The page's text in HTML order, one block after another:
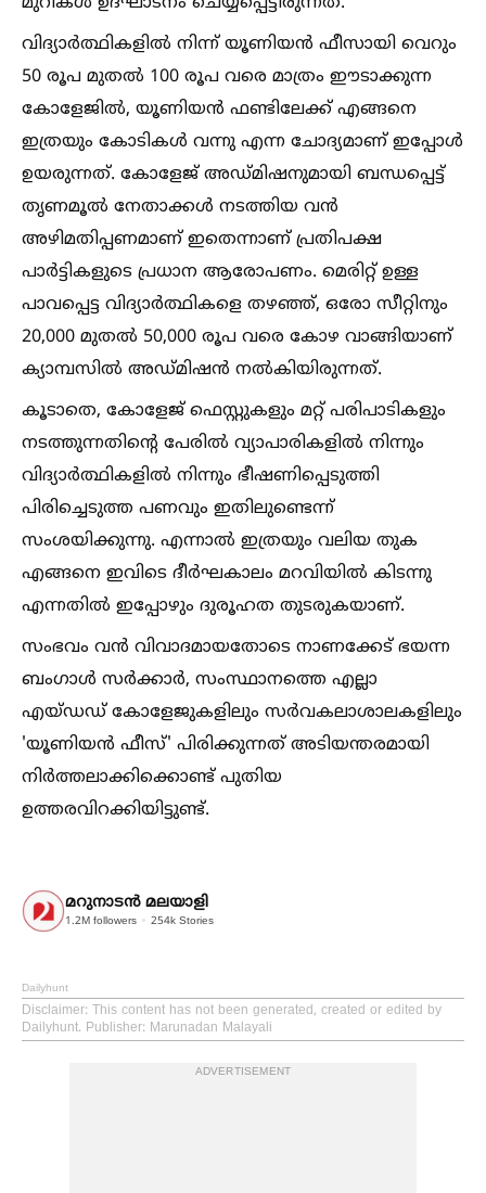
വിദ്യാര്‍ത്ഥികളില്‍ നിന്ന് യൂണിയന്‍ ഫീസായി വെറും
50 രൂപ മുതല്‍ 100 രൂപ വരെ മാത്രം ഈടാക്കുന്ന
കോളേജില്‍, യൂണിയന്‍ ഫണ്ടിലേക്ക് എങ്ങനെ
ഇത്രയും കോടികള്‍ വന്നു എന്ന ചോദ്യമാണ് ഇപ്പോള്‍
ഉയരുന്നത്. കോളേജ് അഡ്മിഷനുമായി ബന്ധപ്പെട്ട്
തൃണമൂല്‍ നേതാക്കള്‍ നടത്തിയ വന്‍
അഴിമതിപ്പണമാണ് ഇതെന്നാണ് പ്രതിപക്ഷ
പാര്‍ട്ടികളുടെ പ്രധാന ആരോപണം. മെരിറ്റ് ഉള്ള
പാവപ്പെട്ട വിദ്യാര്‍ത്ഥികളെ തഴഞ്ഞ്, ഒരോ സീറ്റിനും
20,000 മുതല്‍ 50,000 രൂപ വരെ കോഴ വാങ്ങിയാണ്
ക്യാമ്പസില്‍ അഡ്മിഷന്‍ നല്‍കിയിരുന്നത്.
കൂടാതെ, കോളേജ് ഫെസ്റ്റുകളും മറ്റ് പരിപാടികളും
നടത്തുന്നതിന്റെ പേരില്‍ വ്യാപാരികളില്‍ നിന്നും
വിദ്യാര്‍ത്ഥികളില്‍ നിന്നും ഭീഷണിപ്പെടുത്തി
പിരിച്ചെടുത്ത പണവും ഇതിലുണ്ടെന്ന്
സംശയിക്കുന്നു. എന്നാല്‍ ഇത്രയും വലിയ തുക
എങ്ങനെ ഇവിടെ ദീര്‍ഘകാലം മറവിയില്‍ കിടന്നു
എന്നതില്‍ ഇപ്പോഴും ദുരൂഹത തുടരുകയാണ്.
സംഭവം വന്‍ വിവാദമായതോടെ നാണക്കേട് ഭയന്ന
ബംഗാള്‍ സര്‍ക്കാര്‍, സംസ്ഥാനത്തെ എല്ലാ
എയ്ഡഡ് കോളേജുകളിലും സര്‍വകലാശാലകളിലും
'യൂണിയന്‍ ഫീസ്' പിരിക്കുന്നത് അടിയന്തരമായി
നിര്‍ത്തലാക്കിക്കൊണ്ട് പുതിയ
ഉത്തരവിറക്കിയിട്ടുണ്ട്.
മറുനാടന്‍ മലയാളി
1.2M followers 254k Stories
Dailyhunt
Disclaimer: This content has not been generated, created or edited by
Dailyhunt. Publisher: Marunadan Malayali
ADVERTISEMENT